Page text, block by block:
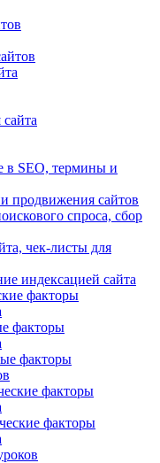
в SEO, термины и
продвижения сайтов
спроса, сбор
чек-листы для
индексацией сайта
факторы
факторы
факторы
факторы
факторы